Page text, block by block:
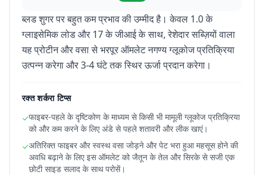
ब्लड शुगर पर बहुत कम प्रभाव की उम्मीद है। केवल 1.0 के
ग्लाइसेमिक लोड और 17 के जीआई के साथ, रेशेदार सब्ज़ियों वाला
यह प्रोटीन और वसा से भरपूर ऑमलेट नगण्य ग्लूकोज प्रतिक्रिया
उत्पन्न करेगा और 3-4 घंटे तक स्थिर ऊर्जा प्रदान करेगा।
रक्त शर्करा टिप्स
✓फाइबर-पहले के दृष्टिकोण के माध्यम से किसी भी मामूली ग्लूकोज प्रतिक्रिया
को और कम करने के लिए अंडे से पहले शतावरी और लीक खाएं।
✓अतिरिक्त फाइबर और स्वस्थ वसा जोड़ने और पेट भरा हुआ महसूस होने की
अवधि बढ़ाने के लिए इस ऑमलेट को जैतून के तेल और सिरके से सजी एक
छोटी साइड सलाद के साथ परोसें।